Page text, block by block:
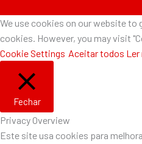
We use cookies on our website to
cookies. However, you may visit
Cookie Settings Aceitar todos Ler
Fechar
Privacy Overview
Este site usa cookies para